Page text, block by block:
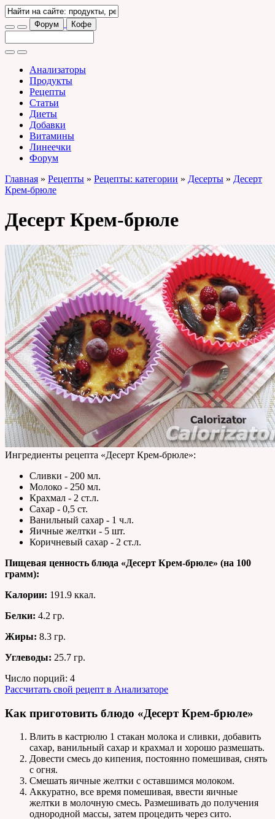
Форум Кофе
Анализаторы
Продукты
Рецепты
Статьи
Диеты
Добавки
Витамины
Линеечки
Форум
Главная » Рецепты » Рецепты: категории » Десерты » Десерт
Крем-брюле
Десерт Крем-брюле
Ингредиенты рецепта «Десерт Крем-брюле»:
Сливки - 200 мл.
Молоко - 250 мл.
Крахмал - 2 ст.л.
Сахар - 0,5 ст.
Ванильный сахар - 1 ч.л.
Яичные желтки - 5 шт.
Коричневый сахар - 2 ст.л.
Пищевая ценность блюда «Десерт Крем-брюле» (на 100
грамм):
Калории: 191.9 ккал.
Белки: 4.2 гр.
Жиры: 8.3 гр.
Углеводы: 25.7 гр.
Число порций: 4
Рассчитать свой рецепт в Анализаторе
Как приготовить блюдо «Десерт Крем-брюле»
Влить в кастрюлю 1 стакан молока и сливки, добавить
сахар, ванильный сахар и крахмал и хорошо размешать.
Довести смесь до кипения, постоянно помешивая, снять
с огня.
Смешать яичные желтки с оставшимся молоком.
Аккуратно, все время помешивая, ввести яичные
желтки в молочную смесь. Размешивать до получения
однородной массы, затем процедить через сито.